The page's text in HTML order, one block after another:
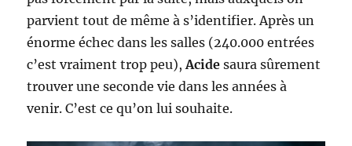
parvient tout de même à s’identifier. Après un
énorme échec dans les salles (240.000 entrées
c’est vraiment trop peu),Acide saura sûrement
trouver une seconde vie dans les années à
venir. C’est ce qu’on lui souhaite.